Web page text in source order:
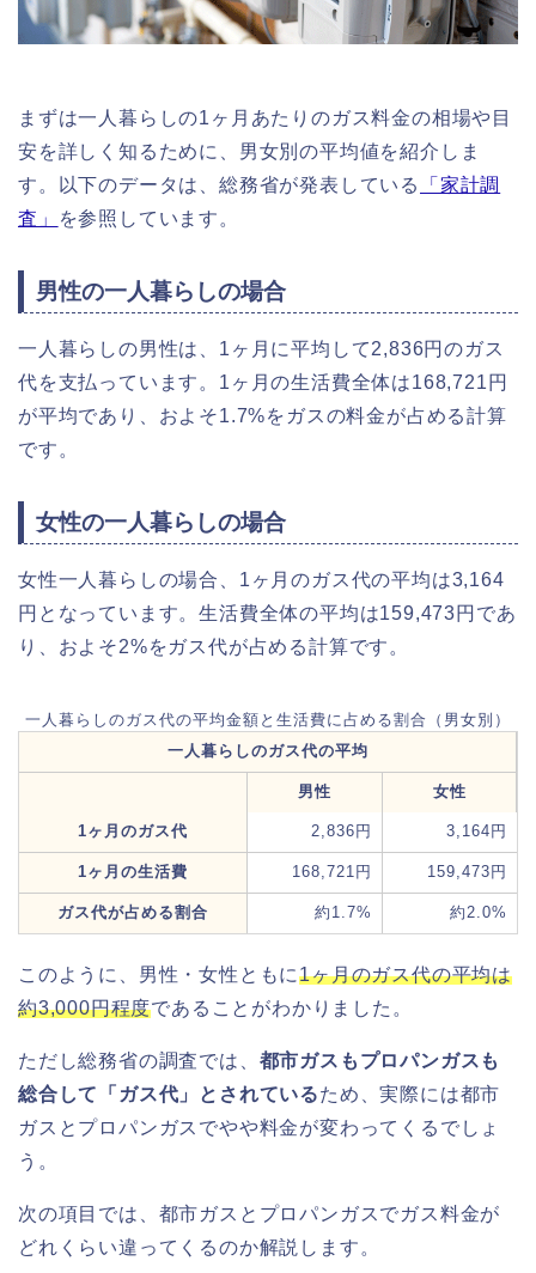
まずは一人暮らしの1ヶ月あたりのガス料金の相場や目
安を詳しく知るために、男女別の平均値を紹介しま
す。以下のデータは、総務省が発表している
「家計調
査」
を参照しています。
男性の一人暮らしの場合
一人暮らしの男性は、1ヶ月に平均して2,836円のガス
代を支払っています。1ヶ月の生活費全体は168,721円
が平均であり、およそ1.7%をガスの料金が占める計算
です。
女性の一人暮らしの場合
女性一人暮らしの場合、1ヶ月のガス代の平均は3,164
円となっています。生活費全体の平均は159,473円であ
り、およそ2%をガス代が占める計算です。
一人暮らしのガス代の平均金額と生活費に占める割合（男女別）
一人暮らしのガス代の平均
男性 女性
1ヶ月のガス代 2,836円 3,164円
1ヶ月の生活費 168,721円 159,473円
ガス代が占める割合 約1.7% 約2.0%
このように、男性・女性ともに1ヶ月のガス代の平均は
約3,000円程度であることがわかりました。
ただし総務省の調査では、 都市ガスもプロパンガスも
総合して「ガス代」とされているため、実際には都市
ガスとプロパンガスでやや料金が変わってくるでしょ
う。
次の項目では、都市ガスとプロパンガスでガス料金が
どれくらい違ってくるのか解説します。